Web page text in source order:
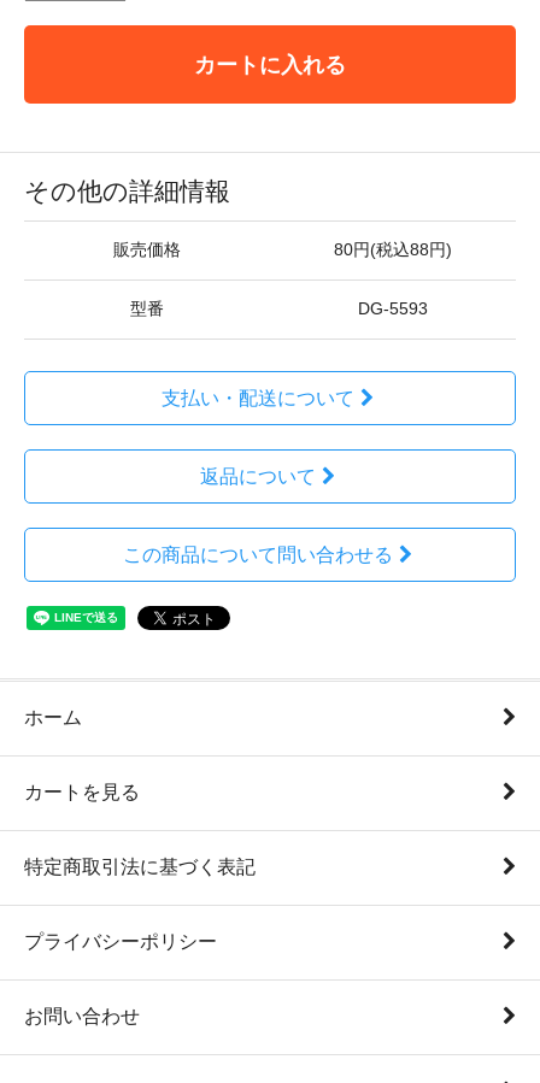
カートに入れる
その他の詳細情報
販売価格 80円(税込88円)
型番 DG-5593
支払い・配送について
返品について
この商品について問い合わせる
ホーム
カートを見る
特定商取引法に基づく表記
プライバシーポリシー
お問い合わせ